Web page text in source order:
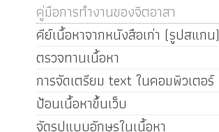
คู่มือการทำงานของจิตอาสา
คีย์เนื้อหาจากหนังสือเก่า (รูปสแกน)
ตรวจทานเนื้อหา
การจัดเตรียม text ในคอมพิวเตอร์
ป้อนเนื้อหาขึ้นเว็บ
จัดรูปแบบอักษรในเนื้อหา